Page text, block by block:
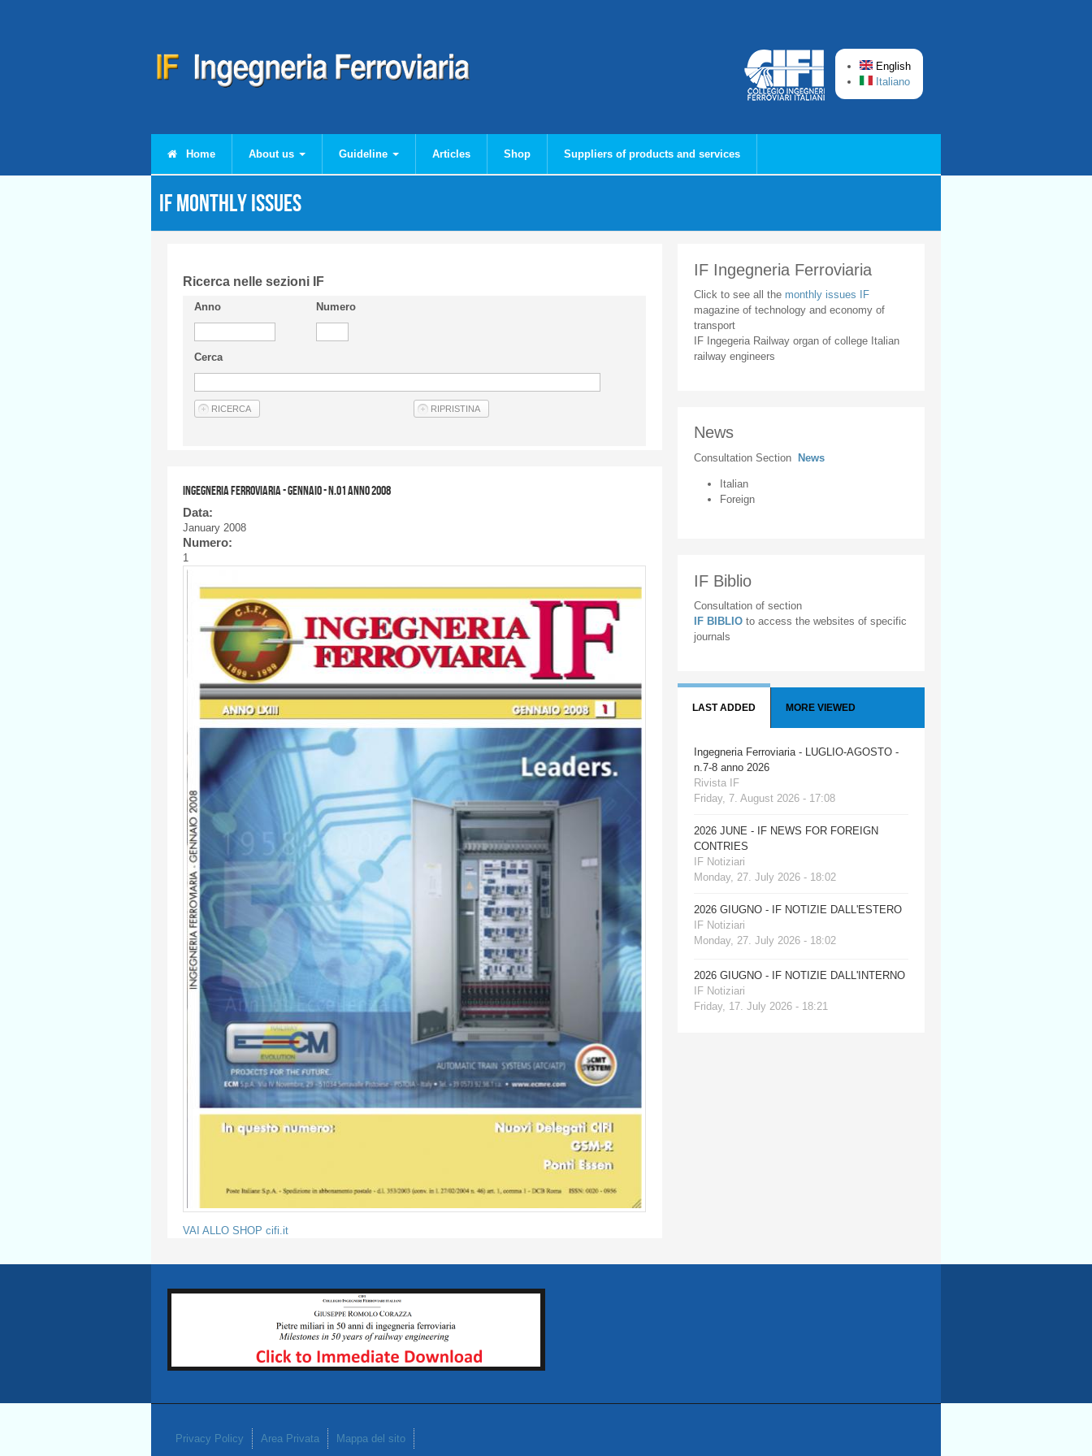
English
Italiano
Home About us Guideline Articles Shop Suppliers of products and services
IF monthly issues
Ricerca nelle sezioni IF
Anno Numero
Cerca
Ingegneria Ferroviaria - GENNAIO - n.01 anno 2008
Data:
January 2008
Numero:
1
VAI ALLO SHOP cifi.it
IF Ingegneria Ferroviaria
Click to see all the monthly issues IF
magazine of technology and economy of
transport
IF Ingegeria Railway organ of college Italian
railway engineers
News
Consultation Section News
Italian
Foreign
IF Biblio
Consultation of section
IF BIBLIO to access the websites of specific
journals
LAST ADDED MORE VIEWED
Ingegneria Ferroviaria - LUGLIO-AGOSTO -
n.7-8 anno 2026
Rivista IF
Friday, 7. August 2026 - 17:08
2026 JUNE - IF NEWS FOR FOREIGN
CONTRIES
IF Notiziari
Monday, 27. July 2026 - 18:02
2026 GIUGNO - IF NOTIZIE DALL'ESTERO
IF Notiziari
Monday, 27. July 2026 - 18:02
2026 GIUGNO - IF NOTIZIE DALL'INTERNO
IF Notiziari
Friday, 17. July 2026 - 18:21
Privacy Policy Area Privata Mappa del sito